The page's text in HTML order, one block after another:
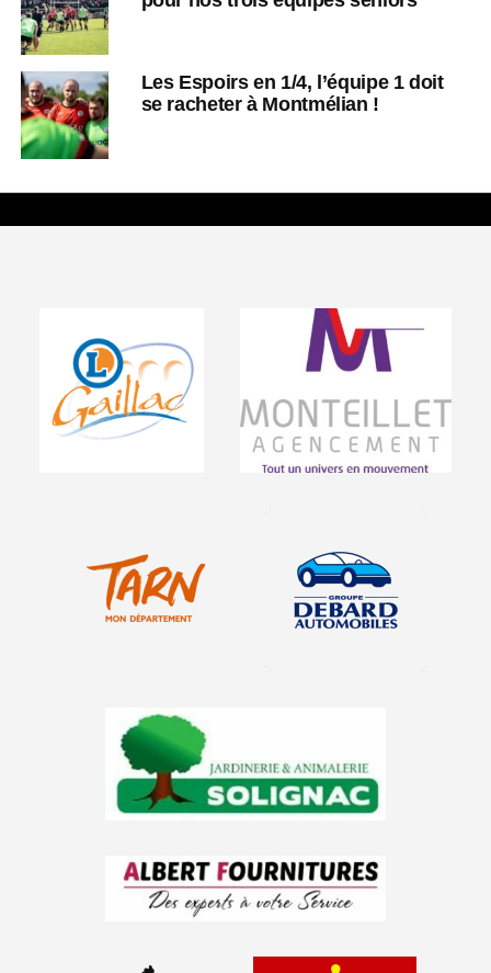
Les Espoirs en 1/4, l’équipe 1 doit
se racheter à Montmélian !